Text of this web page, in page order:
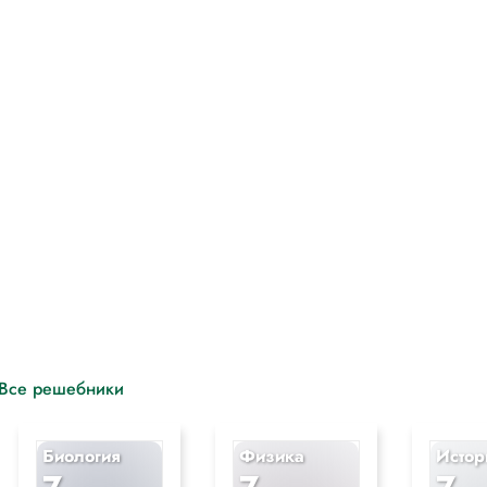
of Lords
Все решебники
Биология Физика